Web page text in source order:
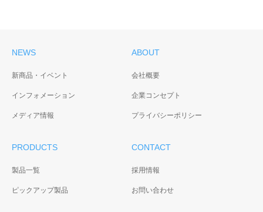
NEWS
新商品・イベント
インフォメーション
メディア情報
ABOUT
会社概要
企業コンセプト
プライバシーポリシー
PRODUCTS
製品一覧
ピックアップ製品
CONTACT
採用情報
お問い合わせ